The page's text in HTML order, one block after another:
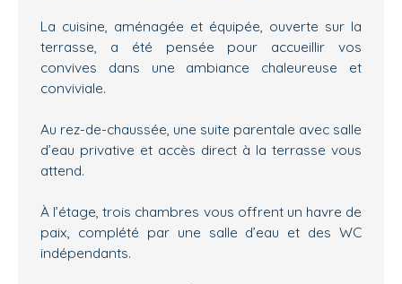
La cuisine, aménagée et équipée, ouverte sur la
terrasse, a été pensée pour accueillir vos
convives dans une ambiance chaleureuse et
conviviale.
Au rez-de-chaussée, une suite parentale avec salle
d’eau privative et accès direct à la terrasse vous
attend.
À l’étage, trois chambres vous offrent un havre de
paix, complété par une salle d’eau et des WC
indépendants.